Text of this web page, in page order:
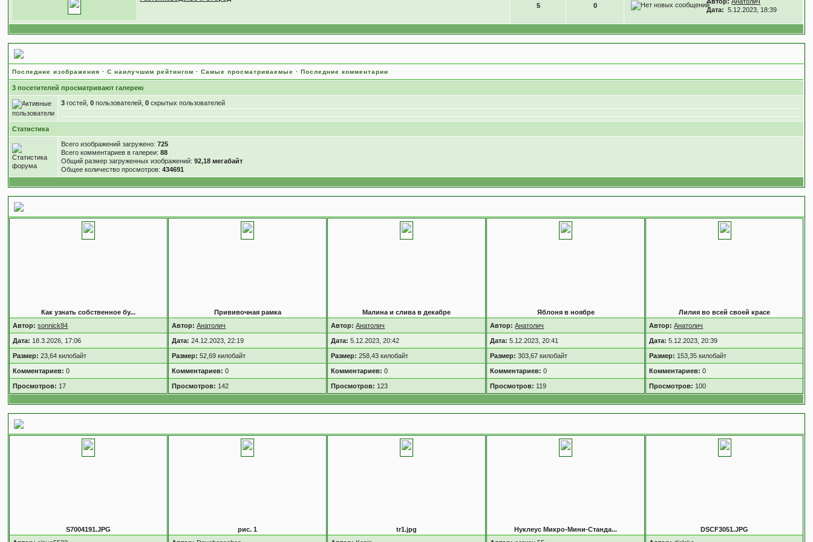
5
0
Дата: 5.12.2023, 18:39
Последние изображения ·С наилучшим рейтингом ·Самые просматриваемые ·Последние комментарии
3 посетителей просматривают галерею
3 гостей,0 пользователей,0 скрытых пользователей
Статистика
Всего изображений загружено:725
Всего комментариев в галереи:88
Общий размер загруженных изображений:92,18 мегабайт
Общее количество просмотров:434691
Как узнать собственное бу...
Автор: sonnick84
Дата: 18.3.2026, 17:06
Размер: 23,64 килобайт
Комментариев: 0
Просмотров: 17
Прививочная рамка
Автор: Анатолич
Дата:24.12.2023, 22:19
Размер: 52,69 килобайт
Комментариев: 0
Просмотров: 142
Малина и слива в декабре
Автор: Анатолич
Дата:5.12.2023, 20:42
Размер: 258,43 килобайт
Комментариев: 0
Просмотров: 123
Яблоня в ноябре
Автор: Анатолич
Дата:5.12.2023, 20:41
Размер: 303,67 килобайт
Комментариев: 0
Просмотров: 119
Лилия во всей своей красе
Автор: Анатолич
Дата:5.12.2023, 20:39
Размер: 153,35 килобайт
Комментариев: 0
Просмотров: 100
S7004191.JPG
рис. 1
tr1.jpg
Нуклеус Микро-Мини-Станда...
DSCF3051.JPG